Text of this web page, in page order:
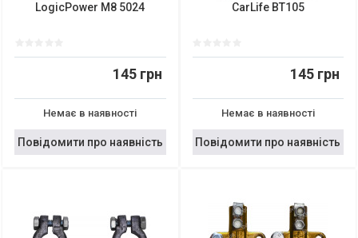
LogicPower M8 5024
145 грн
Немає в наявності
Повідомити про наявність
CarLife BT105
145 грн
Немає в наявності
Повідомити про наявність